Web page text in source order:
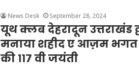
News Desk September 28, 2024
यूथ क्लब देहरादून उत्तराखंड
मनाया शहीद ए आज़म भगत
की ११७ वी जयंती